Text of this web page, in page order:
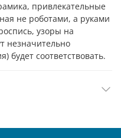
привлекательные
не роботами, а руками
узоры на
незначительно
будет соответствовать.